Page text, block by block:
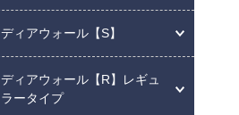
ディアウォール【S】
ディアウォール【R】レギュ
ラータイプ